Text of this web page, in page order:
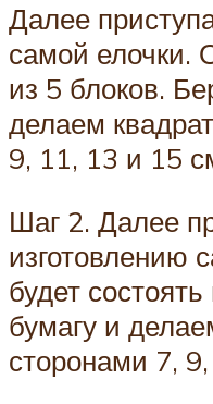
Далее
самой елочки.
из 5 блоков.
делаем
9, 11, 13 и 15
Шаг 2. Далее
изготовлению
будет
бумагу и
сторонами 7,